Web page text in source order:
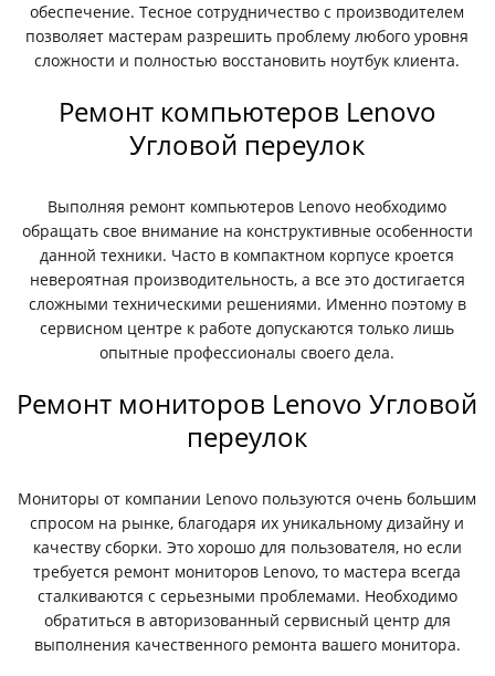
обеспечение. Тесное сотрудничество с производителем
позволяет мастерам разрешить проблему любого уровня
сложности и полностью восстановить ноутбук клиента.
Ремонт компьютеров Lenovo
Угловой переулок
Выполняя ремонт компьютеров Lenovo необходимо
обращать свое внимание на конструктивные особенности
данной техники. Часто в компактном корпусе кроется
невероятная производительность, а все это достигается
сложными техническими решениями. Именно поэтому в
сервисном центре к работе допускаются только лишь
опытные профессионалы своего дела.
Ремонт мониторов Lenovo Угловой
переулок
Мониторы от компании Lenovo пользуются очень большим
спросом на рынке, благодаря их уникальному дизайну и
качеству сборки. Это хорошо для пользователя, но если
требуется ремонт мониторов Lenovo, то мастера всегда
сталкиваются с серьезными проблемами. Необходимо
обратиться в авторизованный сервисный центр для
выполнения качественного ремонта вашего монитора.